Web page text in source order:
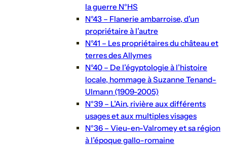
la guerre N°HS
N°43 – Flanerie ambarroise, d’un
propriétaire à l’autre
N°41 – Les propriétaires du château et
terres des Allymes
N°40 – De l’égyptologie à l’histoire
locale, hommage à Suzanne Tenand-
Ulmann (1909-2005)
N°39 – L’Ain, rivière aux différents
usages et aux multiples visages
N°36 – Vieu-en-Valromey et sa région
à l’époque gallo-romaine